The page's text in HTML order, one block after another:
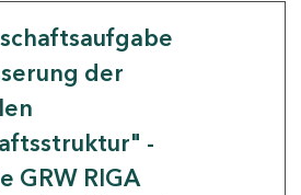
der
-
GRW RIGA